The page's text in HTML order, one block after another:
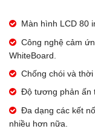
Màn hình LCD 80
Công nghệ cảm
WhiteBoard.
Chống chói và
Độ tương phản ấn
Đa dạng các kết
nhiều hơn nữa.